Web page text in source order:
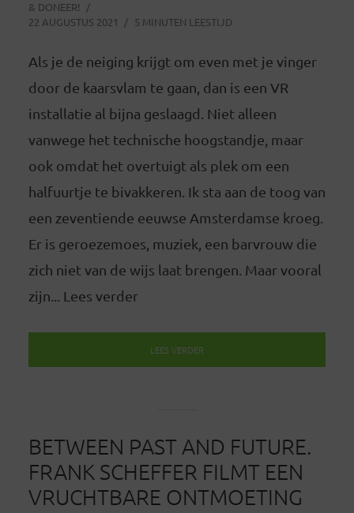
& DONEER!
22 AUGUSTUS 2021
5 MINUTEN LEESTIJD
Als je de neiging krijgt om even met je vinger
door de kaarsvlam te gaan, dan is een VR
installatie al bijna geslaagd. Niet alleen
vanwege het technische hoogstandje, maar
ook omdat het overtuigt als plek om een
halfuurtje te bivakkeren. Ik sta aan de toog van
een zeventiende eeuwse Amsterdamse kroeg.
Er is geroezemoes, muziek, een barvrouw die
zich niet van de wijs laat brengen. Maar vooral
zijn... Lees verder
LEES VERDER
BETWEEN PAST AND FUTURE.
FRANK SCHEFFER FILMT EEN
VRUCHTBARE ONTMOETING